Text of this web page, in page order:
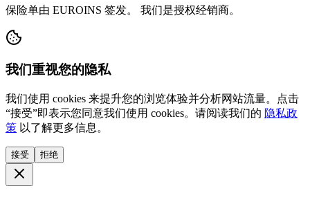
保险单由 EUROINS 签发。 我们是授权经销商。
我们重视您的隐私
我们使用 cookies 来提升您的浏览体验并分析网站流量。点击
“接受”即表示您同意我们使用 cookies。请阅读我们的 隐私政
策 以了解更多信息。
接受 拒绝